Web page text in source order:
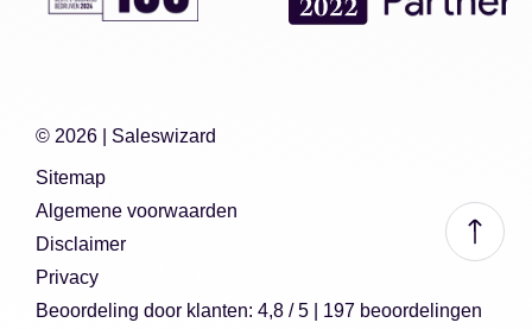
© 2026 | Saleswizard
Sitemap
Algemene voorwaarden
Disclaimer
Privacy
Beoordeling door klanten: 4,8 /5 197 beoordelingen